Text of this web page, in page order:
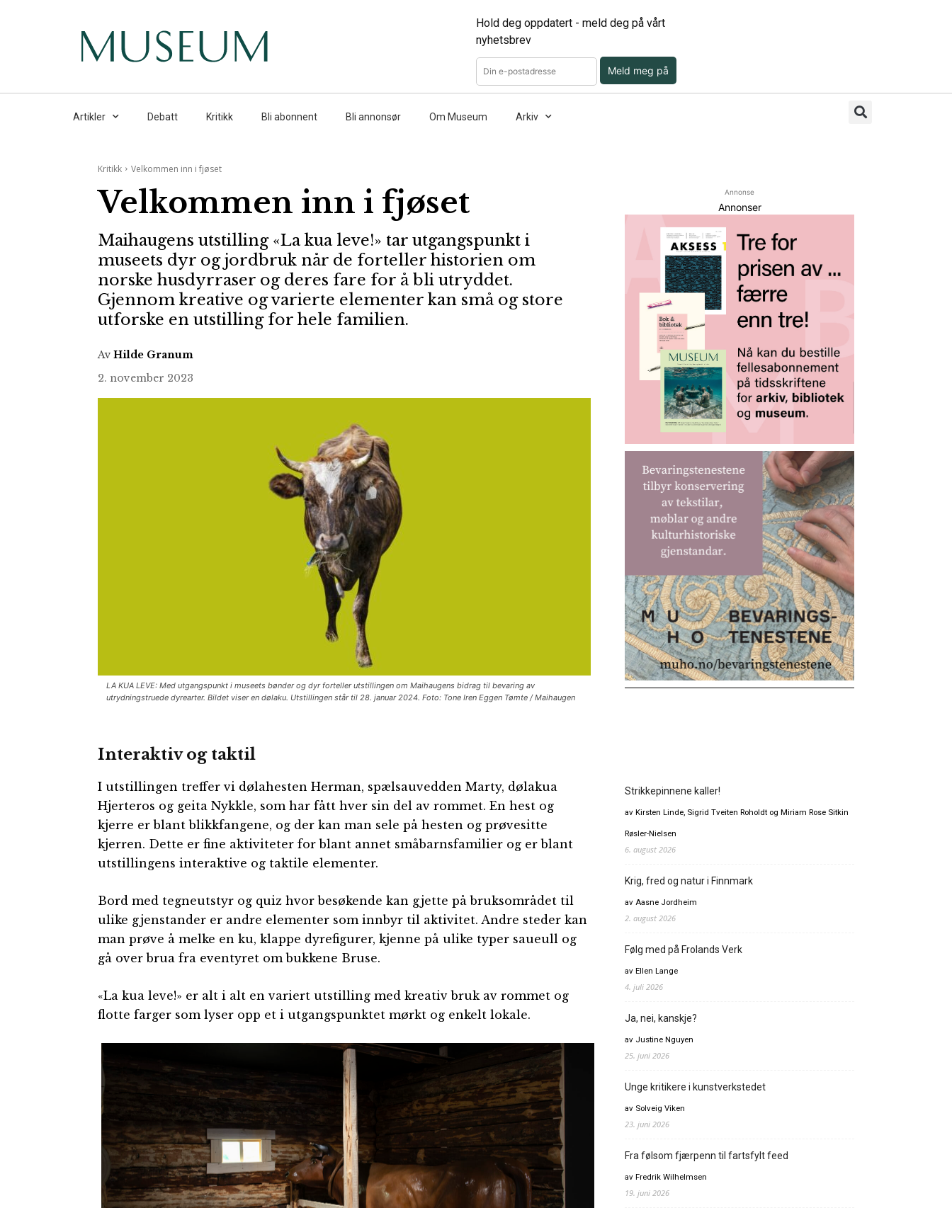
Hold deg oppdatert - meld deg på vårt
nyhetsbrev
Meld meg på
Artikler Debatt Kritikk Bli abonnent Bli annonsør Om Museum Arkiv
Kritikk Velkommen inn i fjøset
Velkommen inn i fjøset
Maihaugens utstilling «La kua leve!» tar utgangspunkt i
museets dyr og jordbruk når de forteller historien om
norske husdyrraser og deres fare for å bli utryddet.
Gjennom kreative og varierte elementer kan små og store
utforske en utstilling for hele familien.
Av Hilde Granum
2. november 2023
LA KUA LEVE: Med utgangspunkt i museets bønder og dyr forteller utstillingen om Maihaugens bidrag til bevaring av
utrydningstruede dyrearter. Bildet viser en dølaku. Utstillingen står til 28. januar 2024. Foto: Tone Iren Eggen Tømte / Maihaugen
Interaktiv og taktil
I utstillingen treffer vi dølahesten Herman, spælsauvedden Marty, dølakua
Hjerteros og geita Nykkle, som har fått hver sin del av rommet. En hest og
kjerre er blant blikkfangene, og der kan man sele på hesten og prøvesitte
kjerren. Dette er fine aktiviteter for blant annet småbarnsfamilier og er blant
utstillingens interaktive og taktile elementer.
Bord med tegneutstyr og quiz hvor besøkende kan gjette på bruksområdet til
ulike gjenstander er andre elementer som innbyr til aktivitet. Andre steder kan
man prøve å melke en ku, klappe dyrefigurer, kjenne på ulike typer saueull og
gå over brua fra eventyret om bukkene Bruse.
«La kua leve!» er alt i alt en variert utstilling med kreativ bruk av rommet og
flotte farger som lyser opp et i utgangspunktet mørkt og enkelt lokale.
Annonse
Annonser
Strikkepinnene kaller!
av Kirsten Linde, Sigrid Tveiten Roholdt og Miriam Rose Sitkin
Røsler-Nielsen
6. august 2026
Krig, fred og natur i Finnmark
av Aasne Jordheim
2. august 2026
Følg med på Frolands Verk
av Ellen Lange
4. juli 2026
Ja, nei, kanskje?
av Justine Nguyen
25. juni 2026
Unge kritikere i kunstverkstedet
av Solveig Viken
23. juni 2026
Fra følsom fjærpenn til fartsfylt feed
av Fredrik Wilhelmsen
19. juni 2026